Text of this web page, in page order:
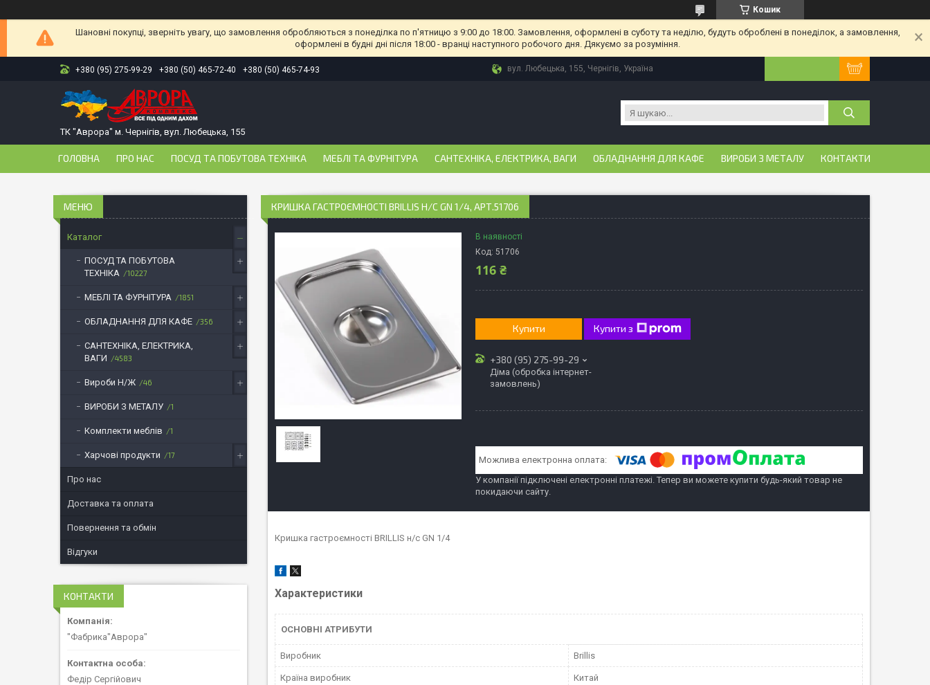
Кошик
Шановні покупці, зверніть увагу, що замовлення обробляються з понеділка по п'ятницю з 9:00 до 18:00. Замовлення, оформлені в суботу та неділю, будуть оброблені в понеділок, а замовлення,
оформлені в будні дні після 18:00 - вранці наступного робочого дня. Дякуємо за розуміння.
+380 (95) 275-99-29 +380 (50) 465-72-40 +380 (50) 465-74-93 вул. Любецька, 155, Чернігів, Україна
ТК "Аврора" м. Чернігів, вул. Любецька, 155
ГОЛОВНА ПРО НАС ПОСУД ТА ПОБУТОВА ТЕХНІКА МЕБЛІ ТА ФУРНІТУРА САНТЕХНІКА, ЕЛЕКТРИКА, ВАГИ ОБЛАДНАННЯ ДЛЯ КАФЕ ВИРОБИ З МЕТАЛУ КОНТАКТИ
КРИШКА ГАСТРОЄМНОСТІ BRILLIS Н/С GN 1/4, АРТ.51706
В наявності
Код: 51706
116 ₴
Купити Купити з
+380 (95) 275-99-29
Діма (обробка інтернет-
замовлень)
У компанії підключені електронні платежі. Тепер ви можете купити будь-який товар не
покидаючи сайту.
Кришка гастроємності BRILLIS н/с GN 1/4
Характеристики
ОСНОВНІ АТРИБУТИ
Виробник Brillis
Країна виробник Китай
Каталог
ПОСУД ТА ПОБУТОВА
ТЕХНІКА
10227
МЕБЛІ ТА ФУРНІТУРА 1851
ОБЛАДНАННЯ ДЛЯ КАФЕ 356
САНТЕХНІКА, ЕЛЕКТРИКА,
ВАГИ
4583
Вироби Н/Ж 46
ВИРОБИ З МЕТАЛУ 1
Комплекти меблів 1
Харчові продукти 17
Про нас
Доставка та оплата
Повернення та обмін
Відгуки
КОНТАКТИ
"Фабрика"Аврора"
Федір Сергійович